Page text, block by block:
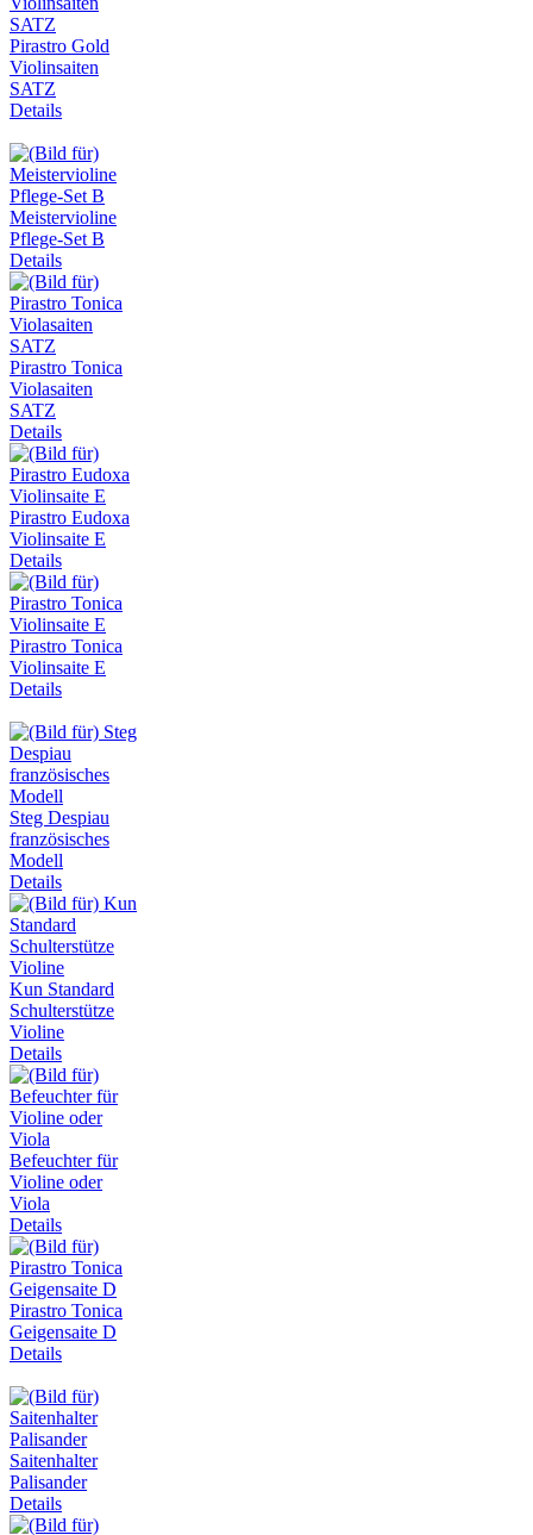
Pirastro Gold
Violinsaiten
SATZ
Details
Meistervioline
Pflege-Set B
Details
Pirastro Tonica
Violasaiten
SATZ
Details
Pirastro Eudoxa
Violinsaite E
Details
Pirastro Tonica
Violinsaite E
Details
Steg Despiau
französisches
Modell
Details
Kun Standard
Schulterstütze
Violine
Details
Befeuchter für
Violine oder
Viola
Details
Pirastro Tonica
Geigensaite D
Details
Saitenhalter
Palisander
Details